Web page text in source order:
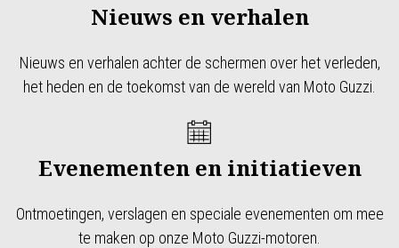
Nieuws en verhalen
Nieuws en verhalen achter de schermen over het verleden,
het heden en de toekomst van de wereld van Moto Guzzi.
Evenementen en initiatieven
Ontmoetingen, verslagen en speciale evenementen om mee
te maken op onze Moto Guzzi-motoren.